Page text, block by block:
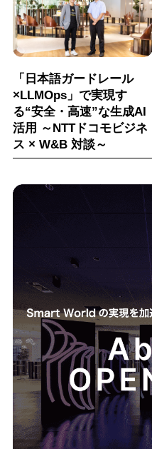
「日本語ガードレール
×LLMOps」で実現す
る“安全・高速”な生成AI
活用 ～NTTドコモビジネ
ス × W&B 対談～